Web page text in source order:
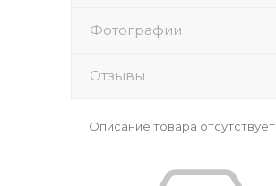
Фотографии
Отзывы
Описание товара отсутствует